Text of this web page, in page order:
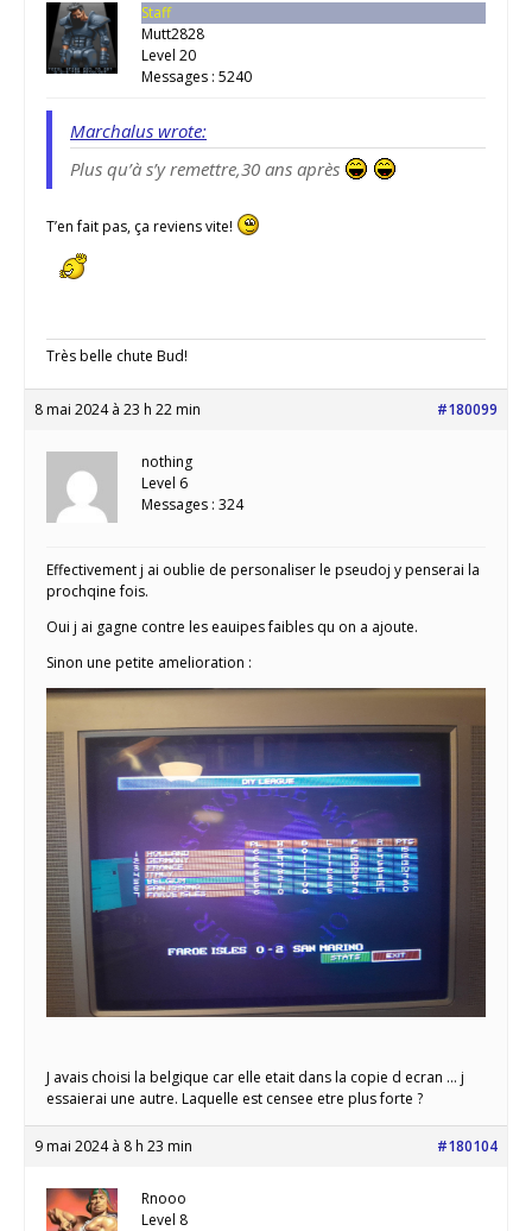
Staff
Mutt2828
Level 20
Messages : 5240
Marchalus wrote:
Plus qu’à s’y remettre,30 ans après
T’en fait pas, ça reviens vite!
Très belle chute Bud!
8 mai 2024 à 23 h 22 min #180099
nothing
Level 6
Messages : 324
Effectivement j ai oublie de personaliser le pseudoj y penserai la
prochqine fois.
Oui j ai gagne contre les eauipes faibles qu on a ajoute.
Sinon une petite amelioration :
J avais choisi la belgique car elle etait dans la copie d ecran … j
essaierai une autre. Laquelle est censee etre plus forte ?
9 mai 2024 à 8 h 23 min #180104
Rnooo
Level 8